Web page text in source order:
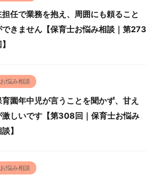
担任で業務を抱え、周囲にも頼ること
できません【保育士お悩み相談｜第273
お悩み相談
育園年中児が言うことを聞かず、甘え
激しいです【第308回｜保育士お悩み
】
お悩み相談